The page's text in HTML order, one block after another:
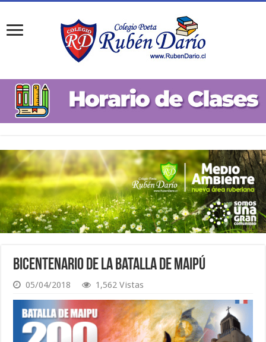
Bicentenario de la Batalla de Maipú
05/04/2018 1,562 Vistas